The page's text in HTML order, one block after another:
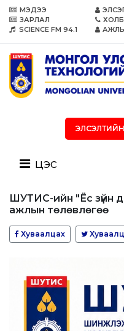
МЭДЭЭ
ЗАРЛАЛ
SCIENCE FM 94.1
цэс
ШУТИС-ийн "Ёс зүйн
ажлын төлөвлөгөө
Хуваалцах